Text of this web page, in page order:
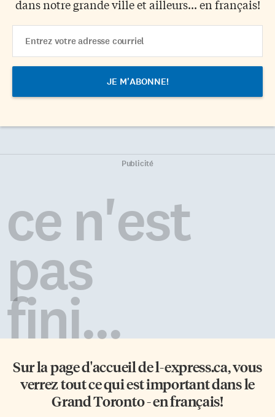
dans notre grande ville et ailleurs... en français!
Address
Publicité
ce n'est
pas
fini...
Sur la page d'accueil del-express.ca, vous
verrez tout ce qui est important dans le
Grand Toronto - en français!